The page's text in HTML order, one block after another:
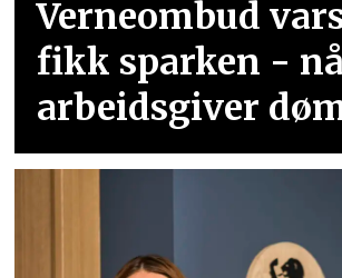
Verneombud
fikk sparken -
arbeidsgiver